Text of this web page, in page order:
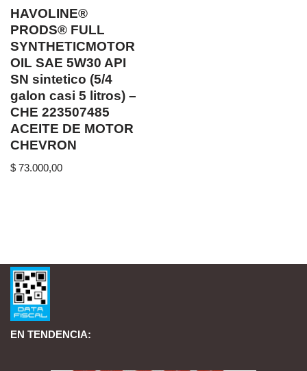
HAVOLINE®
PRODS® FULL
SYNTHETICMOTOR
OIL SAE 5W30 API
SN sintetico (5/4
galon casi 5 litros) –
CHE 223507485
ACEITE DE MOTOR
CHEVRON
$ 73.000,00
EN TENDENCIA: